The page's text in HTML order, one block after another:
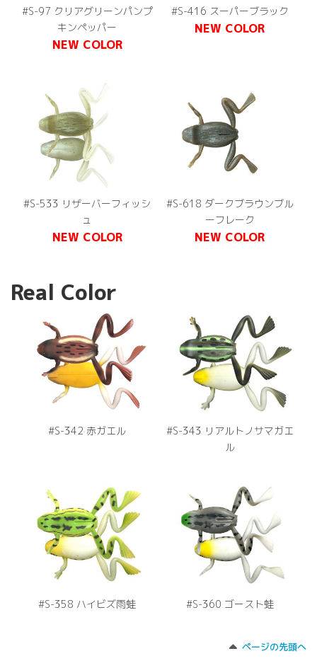
#S-97 クリアグリーンパンプ
キンペッパー
NEW COLOR
#S-416 スーパーブラック
NEW COLOR
#S-533 リザーバーフィッシ
ュ
NEW COLOR
#S-618 ダークブラウンブル
ーフレーク
NEW COLOR
Real Color
#S-342 赤ガエル
#S-343 リアルトノサマガエ
ル
#S-358 ハイビズ雨蛙 #S-360 ゴースト蛙
ページの先頭へ